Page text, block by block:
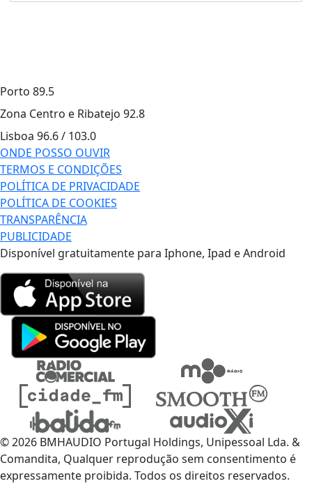
Porto 89.5
Zona Centro e Ribatejo 92.8
Lisboa 96.6 / 103.0
ONDE POSSO OUVIR
TERMOS E CONDIÇÕES
POLÍTICA DE PRIVACIDADE
POLÍTICA DE COOKIES
TRANSPARÊNCIA
PUBLICIDADE
Disponível gratuitamente para Iphone, Ipad e Android
© 2026 BMHAUDIO Portugal Holdings, Unipessoal Lda. &
Comandita, Qualquer reprodução sem consentimento é
expressamente proibida. Todos os direitos reservados.